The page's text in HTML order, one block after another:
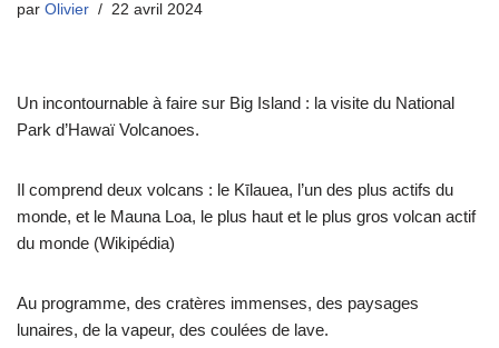
par Olivier 22 avril 2024
Un incontournable à faire sur Big Island : la visite du National
Park d’Hawaï Volcanoes.
Il comprend deux volcans : le Kīlauea, l’un des plus actifs du
monde, et le Mauna Loa, le plus haut et le plus gros volcan actif
du monde (Wikipédia)
Au programme, des cratères immenses, des paysages
lunaires, de la vapeur, des coulées de lave.